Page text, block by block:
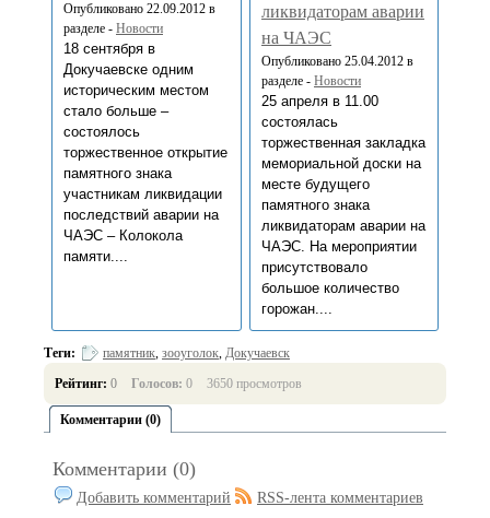
Опубликовано 22.09.2012 в
разделе - Новости
18 сентября в
Докучаевске одним
историческим местом
стало больше –
состоялось
торжественное открытие
памятного знака
участникам ликвидации
последствий аварии на
ЧАЭС – Колокола
памяти....
ликвидаторам аварии
на ЧАЭС
Опубликовано 25.04.2012 в
разделе - Новости
25 апреля в 11.00
состоялась
торжественная закладка
мемориальной доски на
месте будущего
памятного знака
ликвидаторам аварии на
ЧАЭС. На мероприятии
присутствовало
большое количество
горожан....
Теги: памятник, зооуголок, Докучаевск
Рейтинг: 0 Голосов: 0 3650 просмотров
Комментарии (0)
Комментарии (0)
Добавить комментарий RSS-лента комментариев